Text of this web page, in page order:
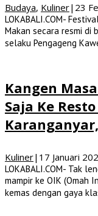
Budaya, Kuliner| 23
LOKABALI.COM-
Makan secara resmi di
selaku Pengageng
Kangen
Saja Ke
Kuliner| 17 Januari
LOKABALI.COM- Tak
mampir ke OIK (Omah
kemas dengan gaya